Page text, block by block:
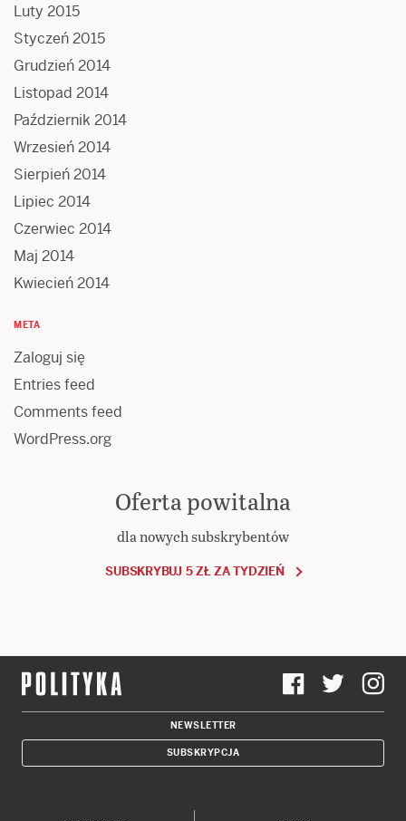
Luty 2015
Styczeń 2015
Grudzień 2014
Listopad 2014
Październik 2014
Wrzesień 2014
Sierpień 2014
Lipiec 2014
Czerwiec 2014
Maj 2014
Kwiecień 2014
META
Zaloguj się
Entries feed
Comments feed
WordPress.org
Oferta powitalna
dla nowych subskrybentów
SUBSKRYBUJ 5 ZŁ ZA TYDZIEŃ
NEWSLETTER
SUBSKRYPCJA